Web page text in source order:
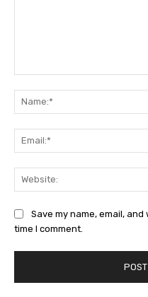
Save my name, email,
time I comment.